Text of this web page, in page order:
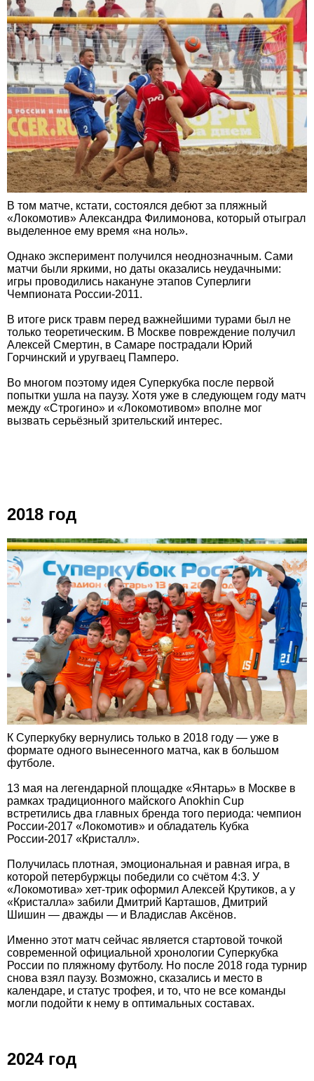
В том матче, кстати, состоялся дебют за пляжный
«Локомотив» Александра Филимонова, который отыграл
выделенное ему время «на ноль».
Однако эксперимент получился неоднозначным. Сами
матчи были яркими, но даты оказались неудачными:
игры проводились накануне этапов Суперлиги
Чемпионата России-2011.
В итоге риск травм перед важнейшими турами был не
только теоретическим. В Москве повреждение получил
Алексей Смертин, в Самаре пострадали Юрий
Горчинский и уругваец Памперо.
Во многом поэтому идея Суперкубка после первой
попытки ушла на паузу. Хотя уже в следующем году матч
между «Строгино» и «Локомотивом» вполне мог
вызвать серьёзный зрительский интерес.
2018 год
К Суперкубку вернулись только в 2018 году — уже в
формате одного вынесенного матча, как в большом
футболе.
13 мая на легендарной площадке «Янтарь» в Москве в
рамках традиционного майского Anokhin Cup
встретились два главных бренда того периода: чемпион
России-2017 «Локомотив» и обладатель Кубка
России-2017 «Кристалл».
Получилась плотная, эмоциональная и равная игра, в
которой петербуржцы победили со счётом 4:3. У
«Локомотива» хет-трик оформил Алексей Крутиков, а у
«Кристалла» забили Дмитрий Карташов, Дмитрий
Шишин — дважды — и Владислав Аксёнов.
Именно этот матч сейчас является стартовой точкой
современной официальной хронологии Суперкубка
России по пляжному футболу. Но после 2018 года турнир
снова взял паузу. Возможно, сказались и место в
календаре, и статус трофея, и то, что не все команды
могли подойти к нему в оптимальных составах.
2024 год